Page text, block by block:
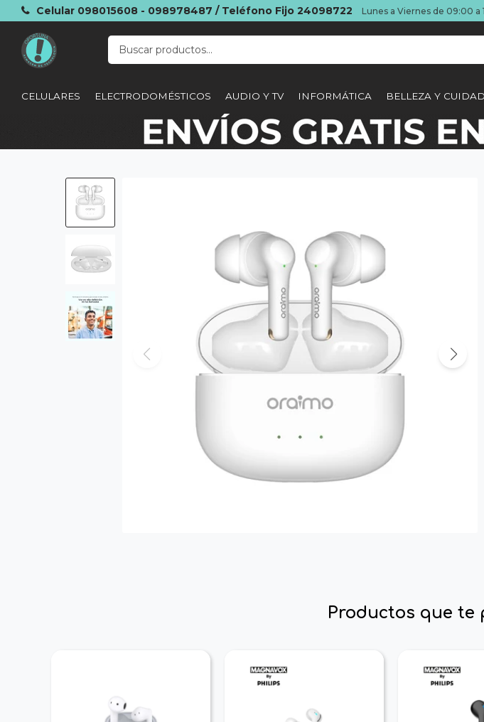
CELULARES ELECTRODOMÉSTICOS AUDIO Y TV INFORMÁTICA BELLEZA Y
Celular 098015608 - 098978487 / Teléfono Fijo 24098722 Lunes a Viernes de 09:00 a
Productos que te